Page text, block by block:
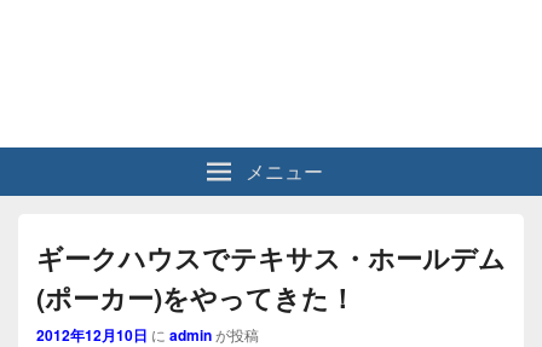
メニュー
ギークハウスでテキサス・ホールデム
(ポーカー)をやってきた！
2012年12月10日 に adminが投稿